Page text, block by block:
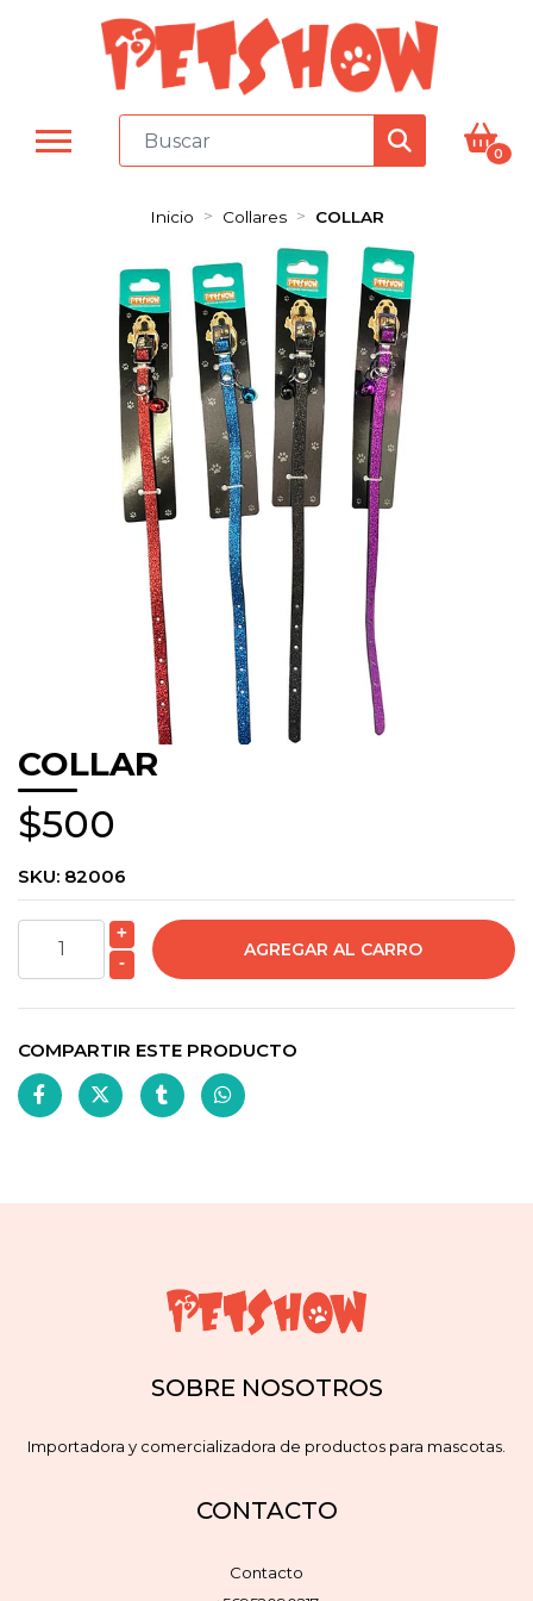
0
Inicio Collares COLLAR
COLLAR
$500
SKU: 82006
+
-
COMPARTIR ESTE PRODUCTO
SOBRE NOSOTROS
Importadora y comercializadora de productos para mascotas.
CONTACTO
Contacto